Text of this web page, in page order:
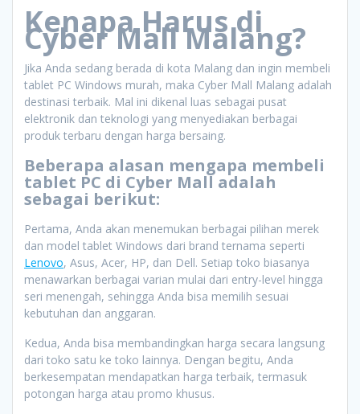
Kenapa Harus di
Cyber Mall Malang?
Jika Anda sedang berada di kota Malang dan ingin membeli
tablet PC Windows murah, maka Cyber Mall Malang adalah
destinasi terbaik. Mal ini dikenal luas sebagai pusat
elektronik dan teknologi yang menyediakan berbagai
produk terbaru dengan harga bersaing.
Beberapa alasan mengapa membeli
tablet PC di Cyber Mall adalah
sebagai berikut:
Pertama, Anda akan menemukan berbagai pilihan merek
dan model tablet Windows dari brand ternama seperti
Lenovo, Asus, Acer, HP, dan Dell. Setiap toko biasanya
menawarkan berbagai varian mulai dari entry-level hingga
seri menengah, sehingga Anda bisa memilih sesuai
kebutuhan dan anggaran.
Kedua, Anda bisa membandingkan harga secara langsung
dari toko satu ke toko lainnya. Dengan begitu, Anda
berkesempatan mendapatkan harga terbaik, termasuk
potongan harga atau promo khusus.